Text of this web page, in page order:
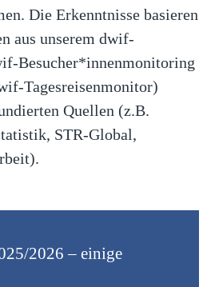
Die Erkenntnisse basieren
aus unserem dwif-
Besucher*innenmonitoring
Tagesreisenmonitor)
Quellen (z.B.
STR-Global,
2026 – einige